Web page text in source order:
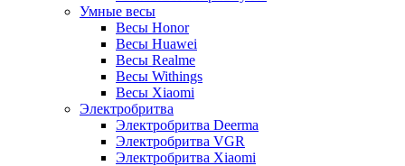
Умные весы
Весы Honor
Весы Huawei
Весы Realme
Весы Withings
Весы Xiaomi
Электробритва
Электробритва Deerma
Электробритва VGR
Электробритва Xiaomi